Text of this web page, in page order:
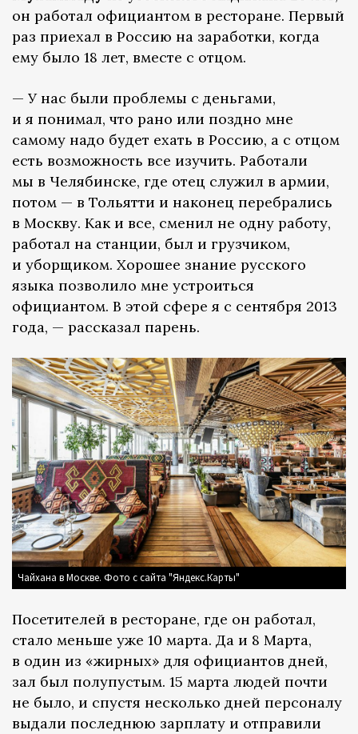
он работал официантом в ресторане. Первый
раз приехал в Россию на заработки, когда
ему было 18 лет, вместе с отцом.
— У нас были проблемы с деньгами,
и я понимал, что рано или поздно мне
самому надо будет ехать в Россию, а с отцом
есть возможность все изучить. Работали
мы в Челябинске, где отец служил в армии,
потом — в Тольятти и наконец перебрались
в Москву. Как и все, сменил не одну работу,
работал на станции, был и грузчиком,
и уборщиком. Хорошее знание русского
языка позволило мне устроиться
официантом. В этой сфере я с сентября 2013
года, — рассказал парень.
Чайхана в Москве. Фото с сайта "Яндекс.Карты"
Посетителей в ресторане, где он работал,
стало меньше уже 10 марта. Да и 8 Марта,
в один из «жирных» для официантов дней,
зал был полупустым. 15 марта людей почти
не было, и спустя несколько дней персоналу
выдали последнюю зарплату и отправили